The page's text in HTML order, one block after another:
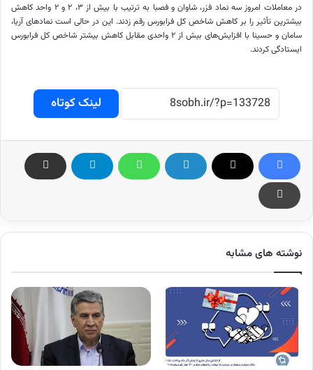
در معاملات امروز سه نماد فزر، شاوانوفصبا
به ترتیب با بیش از ۳، ۲ و ۲ واحد کاهش
بیشترین تأثیر را بر کاهش شاخص کل فرابورس رقم زدند. این در حالی است نمادهای آریا،
سامان و حسینا با افزایش‌های بیش از ۲ واحدی مقابل کاهش بیشتر شاخص کل
فرابورس
ایستادگی کردند.
لینک کوتاه
نوشته های مشابه